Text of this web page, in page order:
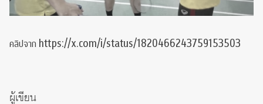
คลิปจาก https://x.com/i/status/1820466243759153503
ผู้เขียน